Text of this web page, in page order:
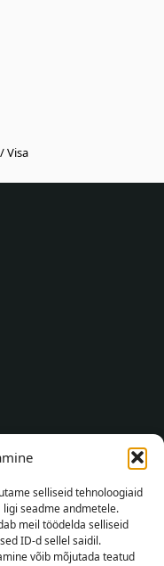
selliseid tehnoloogiaid
ligi seadme andmetele.
meil töödelda selliseid
ID-d sellel saidil.
võib mõjutada teatud
Visa